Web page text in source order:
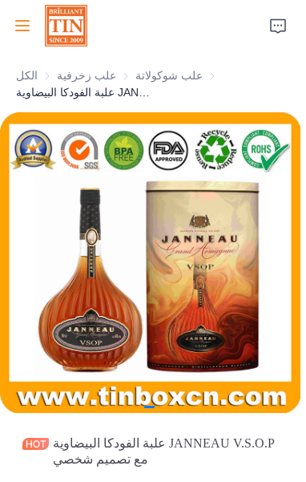
الكل علب زخرفية علب زخرفية
علب شوكولاتة علب شوكولاتة
علبة الفودكا البيضاوية JANNEAU V.S.O.P
مع تصميم شخصي
الرئيسية
الشركة
المنتجات
خدمات العملاء
معارض تجارية 2026
الشهادات
الاستدامة
الأخبار